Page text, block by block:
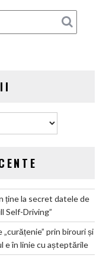
Motor
lansează
ține la secret datele de
Self-Driving”
prin birouri și
e în linie cu așteptările